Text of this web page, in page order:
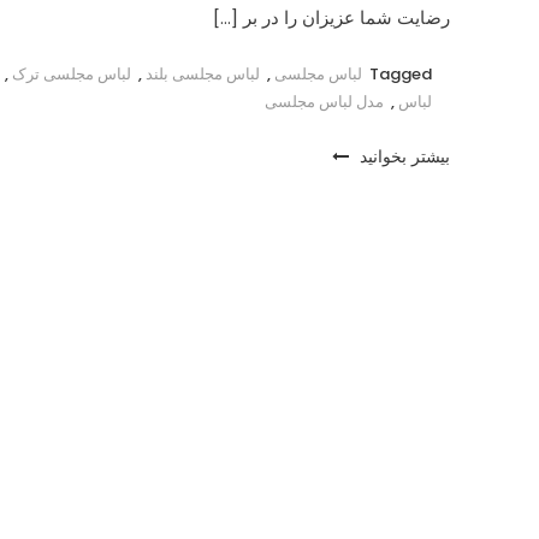
رضایت شما عزیزان را در بر […]
Tagged لباس مجلسی , لباس مجلسی بلند , لباس مجلسی ترک ,
لباس , مدل لباس مجلسی
بیشتر بخوانید